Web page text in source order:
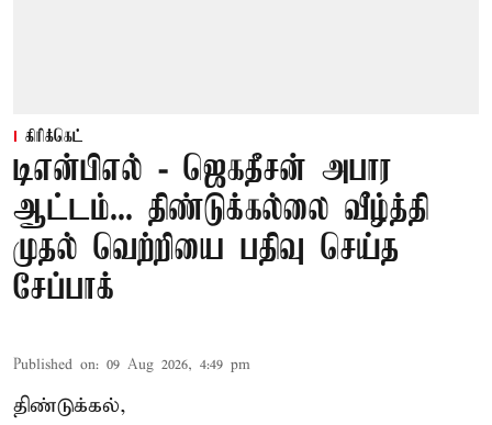
கிரிக்கெட்
டிஎன்பிஎல் - ஜெகதீசன் அபார
ஆட்டம்... திண்டுக்கல்லை வீழ்த்தி
முதல் வெற்றியை பதிவு செய்த
சேப்பாக்
Published on: 09 Aug 2026, 4:49 pm
திண்டுக்கல்,